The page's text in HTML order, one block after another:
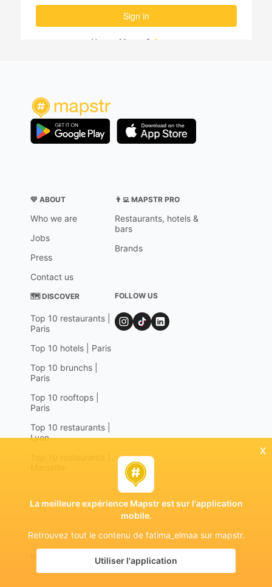
💛 ABOUT
Who we are
Jobs
Press
Contact us
👨‍💻 MAPSTR PRO
Restaurants, hotels &
bars
Brands
🗺 DISCOVER
Top 10 restaurants |
Paris
Top 10 hotels | Paris
Top 10 brunchs |
Paris
Top 10 rooftops |
Paris
Top 10 restaurants |
Lyon
FOLLOW US
Legal noticesTerms of usePrivacy policy
Mapstr 2024 | All rights reserved
x
La meilleure expérience Mapstr est sur l'application
mobile.
Retrouvez tout le contenu de fatima_elmaa sur mapstr.
Utiliser l'application